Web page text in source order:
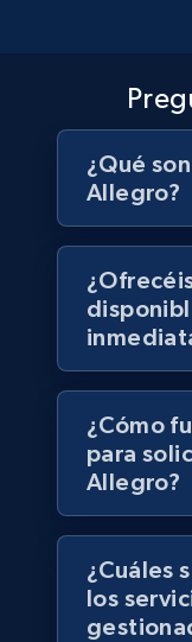
Content, Date
comments, and
Social media
6.6K+
Indeed job
Jobid,
title,
Job type, and
Business
6.5K+
¿Qué
Allegro?
¿Cómo
para
Allegro?
¿Cuáles
los